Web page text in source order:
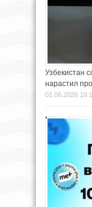
Узбекистан
нарастил
01.06.2026